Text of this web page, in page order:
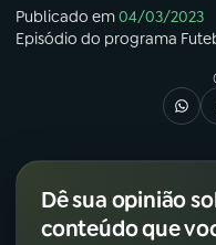
Publicado em04/03/2023
Episódio do programa
Dê sua opinião
conteúdo que